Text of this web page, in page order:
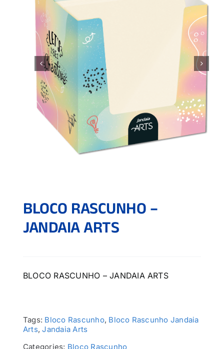
BLOCO RASCUNHO –
JANDAIA ARTS
BLOCO RASCUNHO – JANDAIA ARTS
Tags: Bloco Rascunho, Bloco Rascunho Jandaia
Arts,Jandaia Arts
Categories: Bloco Rascunho